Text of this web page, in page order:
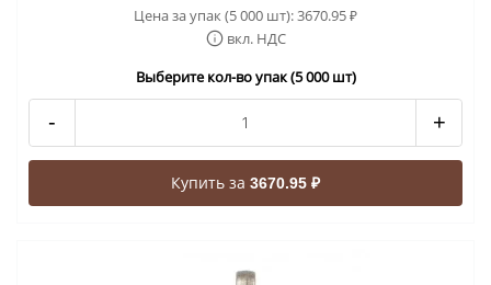
Цена за упак (5 000 шт):3670.95₽
вкл. НДС
Выберите кол-во упак (5 000 шт)
- +
Купить за 3670.95 ₽